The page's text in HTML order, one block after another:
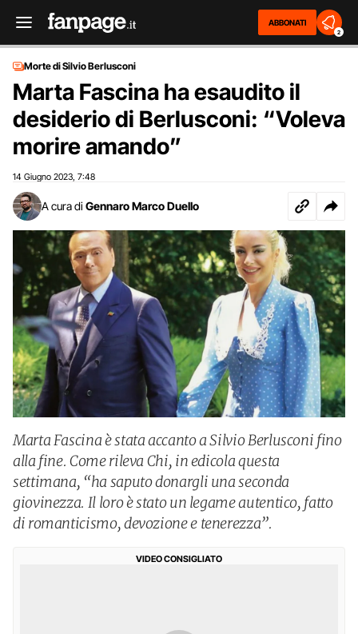
ABBONATI
2
Morte di Silvio Berlusconi
Marta Fascina ha esaudito il
desiderio di Berlusconi: “Voleva
morire amando”
14 Giugno 2023 7:48
A cura di Gennaro Marco Duello
Marta Fascina è stata accanto a Silvio Berlusconi fino
alla fine. Come rileva Chi, in edicola questa
settimana, “ha saputo donargli una seconda
giovinezza. Il loro è stato un legame autentico, fatto
di romanticismo, devozione e tenerezza”.
VIDEO CONSIGLIATO